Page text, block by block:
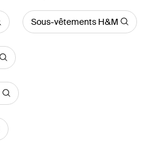
Sous-vêtements H&M